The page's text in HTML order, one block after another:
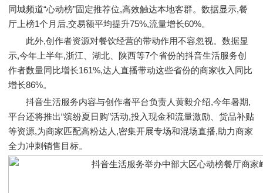
同城频道“心动榜”固定推荐位,高效触达本地客群。数据显示,餐
厅上榜1个月后,交易额平均提升75%,流量增长60%。
此外,创作者资源对餐饮经营的带动作用不容忽视。数据显
示,今年上半年,浙江、湖北、陕西等7个省份的抖音生活服务创
作者数量同比增长161%,达人直播带动这些省份的商家收入同比
增长86%。
抖音生活服务内容与创作者平台负责人黄毅介绍,今年暑期,
平台还将推出“缤纷夏日购”活动,投入现金和流量激励、货品补贴
等资源,为商家匹配高粉达人,密集开展专场和混场直播,助力商家
全力冲刺销售目标。